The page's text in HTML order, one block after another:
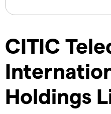
CITIC
Holdings